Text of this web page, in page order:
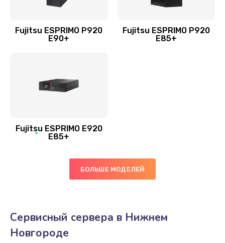
Fujitsu ESPRIMO P920
E90+
Fujitsu ESPRIMO P920
E85+
Fujitsu ESPRIMO E920
E85+
БОЛЬШЕ МОДЕЛЕЙ
Сервисный сервера в Нижнем
Новгороде